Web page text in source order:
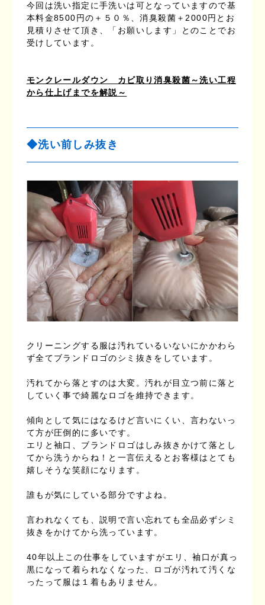
今回は洗い指定に手洗いは可となっていますので基
本料金8500円の＋５０％、消臭殺菌＋2000円とお
見積りさせて頂き、「お願いします」とのことでお
受けしています。
モンクレールダウン カビ取り消臭殺菌～洗い工程
から仕上げまでを解説～
◆洗い前しみ抜き
クリーニングする服は汚れているいないにかかわら
ず全てブランドロゴのシミ抜きをしています。
汚れてから落とすのは大変。汚れが目立つ前に落と
していく事で綺麗なロゴを維持できます。
傾向として気にはなるけど言いにくい、言わないっ
て方が圧倒的に多いです。
エリと袖口、ブランドロゴはしみ抜きかけて落とし
てから洗うからね！と一言伝えるとお客様はとても
嬉しそうな笑顔になります。
誰もが気にしている部分ですよね。
言われなくても、説明で言い忘れても全品必ずシミ
抜きをかけてから洗っています。
40年以上この仕事をしていますがエリ、袖口が真っ
黒になって着られなくなった、ロゴが汚れて汚くな
ったって服は１着もありません。